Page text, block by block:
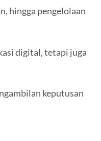
hingga pengelolaan
digital, tetapi juga
keputusan